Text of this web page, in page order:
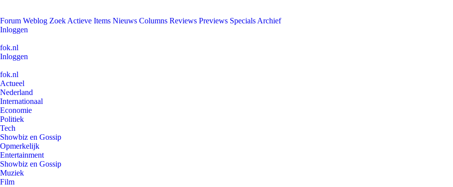
Forum Weblog Zoek Actieve Items Nieuws Columns Reviews Previews Specials Archief
Inloggen
fok.nl
Inloggen
fok.nl
Actueel
Nederland
Internationaal
Economie
Politiek
Tech
Showbiz en Gossip
Opmerkelijk
Entertainment
Showbiz en Gossip
Muziek
Film